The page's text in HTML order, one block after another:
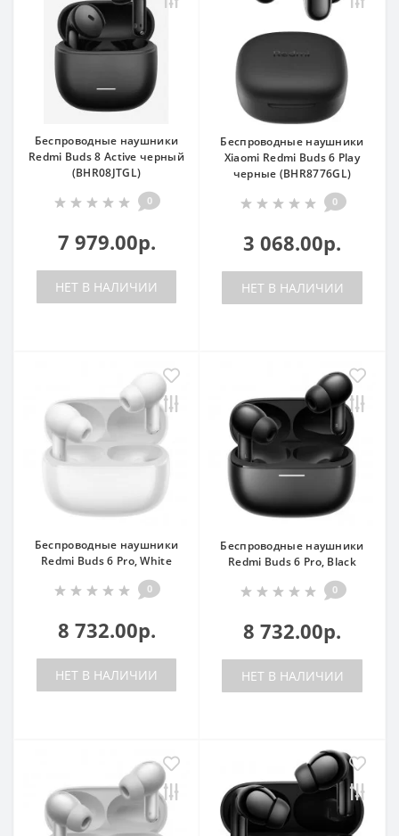
Беспроводные наушники
Redmi Buds 8 Active черный
(BHR08JTGL)
0
7 979.00р.
НЕТ В НАЛИЧИИ
Беспроводные наушники
Xiaomi Redmi Buds 6 Play
черные (BHR8776GL)
0
3 068.00р.
НЕТ В НАЛИЧИИ
Беспроводные наушники
Redmi Buds 6 Pro, White
0
8 732.00р.
НЕТ В НАЛИЧИИ
Беспроводные наушники
Redmi Buds 6 Pro, Black
0
8 732.00р.
НЕТ В НАЛИЧИИ